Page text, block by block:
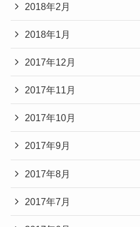
2018年2月
2018年1月
2017年12月
2017年11月
2017年10月
2017年9月
2017年8月
2017年7月